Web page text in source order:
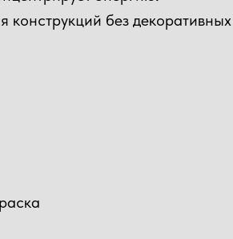
конструкций без декоративных